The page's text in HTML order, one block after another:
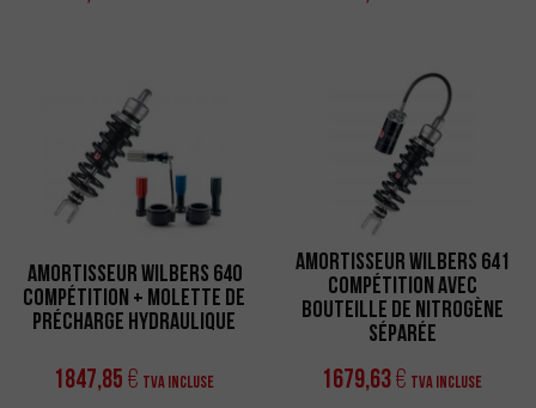
Amortisseur Wilbers 640
Compétition + Molette de
Précharge Hydraulique
1847,85 € TVA incluse
Amortisseur Wilbers 641
Compétition avec
Bouteille de Nitrogène
Séparée
1679,63€ TVA incluse